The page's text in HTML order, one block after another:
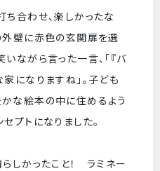
ち合わせ、楽しかったな
外壁に赤色の玄関扉を選
ながら言った一言、「『バ
になりますね」。子ども
な絵本の中に住めるよう
プトになりました。
しかったこと！ ラミネー